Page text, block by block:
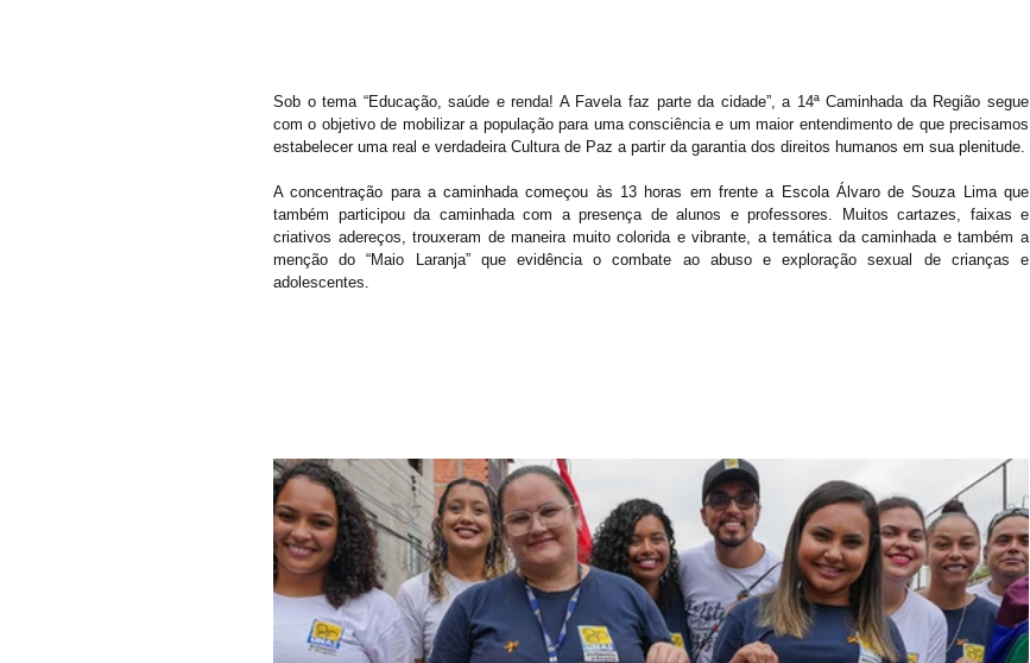
Sob o tema “Educação, saúde e renda! A Favela faz parte da cidade”, a 14ª Caminhada da Região segue
com o objetivo de mobilizar a população para uma consciência e um maior entendimento de que precisamos
estabelecer uma real e verdadeira Cultura de Paz a partir da garantia dos direitos humanos em sua plenitude.
A concentração para a caminhada começou às 13 horas em frente a Escola Álvaro de Souza Lima que
também participou da caminhada com a presença de alunos e professores. Muitos cartazes, faixas e
criativos adereços, trouxeram de maneira muito colorida e vibrante, a temática da caminhada e também a
menção do “Maio Laranja” que evidência o combate ao abuso e exploração sexual de crianças e
adolescentes.